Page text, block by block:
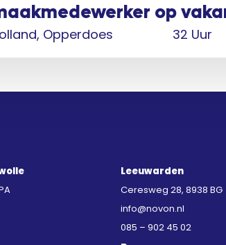
op
Opperdoes 32 Uur
Leeuwarden
Ceresweg 28, 8938 BG
info@novon.nl
085 – 902 45 02